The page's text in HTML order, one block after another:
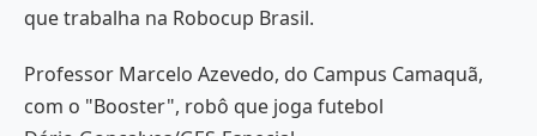
que trabalha na Robocup Brasil.
Professor Marcelo Azevedo, do Campus Camaquã,
com o "Booster", robô que joga futebol